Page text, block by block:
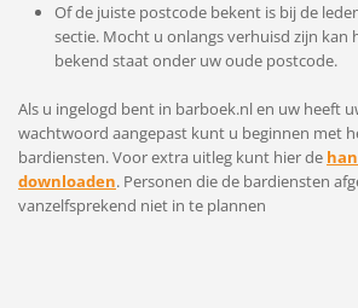
Of de juiste postcode bekent is bij de
sectie. Mocht u onlangs verhuisd zijn kan
bekend staat onder uw oude postcode.
Als u ingelogd bent in barboek.nl en uw heeft
wachtwoord aangepast kunt u beginnen met
bardiensten. Voor extra uitleg kunt hier de
downloaden. Personen die de bardiensten
vanzelfsprekend niet in te plannen